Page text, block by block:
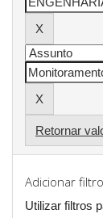
Retornar
Adicionar
Utilizar filtros